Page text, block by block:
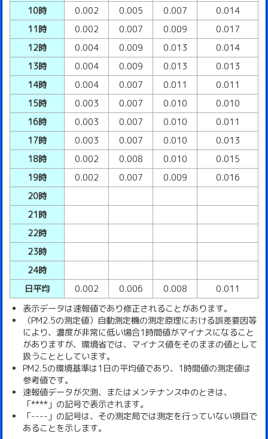
10時
0.002 0.005 0.007
0.014
11時
0.002 0.007 0.009
0.017
12時
0.004 0.009 0.013
0.014
13時
0.004 0.009 0.013
0.013
14時
0.004 0.007 0.011
0.011
15時
0.003 0.007 0.010
0.010
16時
0.003 0.007 0.010
0.011
17時
0.003 0.007 0.010
0.013
18時
0.002 0.008 0.010
0.015
19時
0.002 0.007 0.009
0.016
20時
21時
22時
23時
24時
日平均
0.002 0.006 0.008
0.011
表示データは速報値であり修正されることがあります。
（PM2.5の測定値）自動測定機の測定原理における誤差要因等
により、濃度が非常に低い場合1時間値がマイナスになること
がありますが、環境省では、マイナス値をそのままの値として
扱うこととしています。
PM2.5の環境基準は1日の平均値であり、1時間値の測定値は
参考値です。
速報値データが欠測、またはメンテナンス中のときは、
「****」の記号で表示されます。
「----」の記号は、その測定局では測定を行っていない項目で
あることを示します。